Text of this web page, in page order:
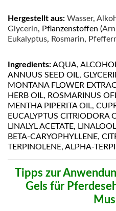
Hergestellt aus: Wasser,
Glycerin, Pflanzenstoffen (
Eukalyptus, Rosmarin,
Ingredients:AQUA,
ANNUUS SEED OIL,
MONTANA FLOWER
HERB OIL, ROSMARINUS
MENTHA PIPERITA OIL,
EUCALYPTUS CITRIODORA
LINALYL ACETATE,
BETA-CARYOPHYLLENE,
TERPINOLENE, ALPHA-
Tipps zur
Gels für